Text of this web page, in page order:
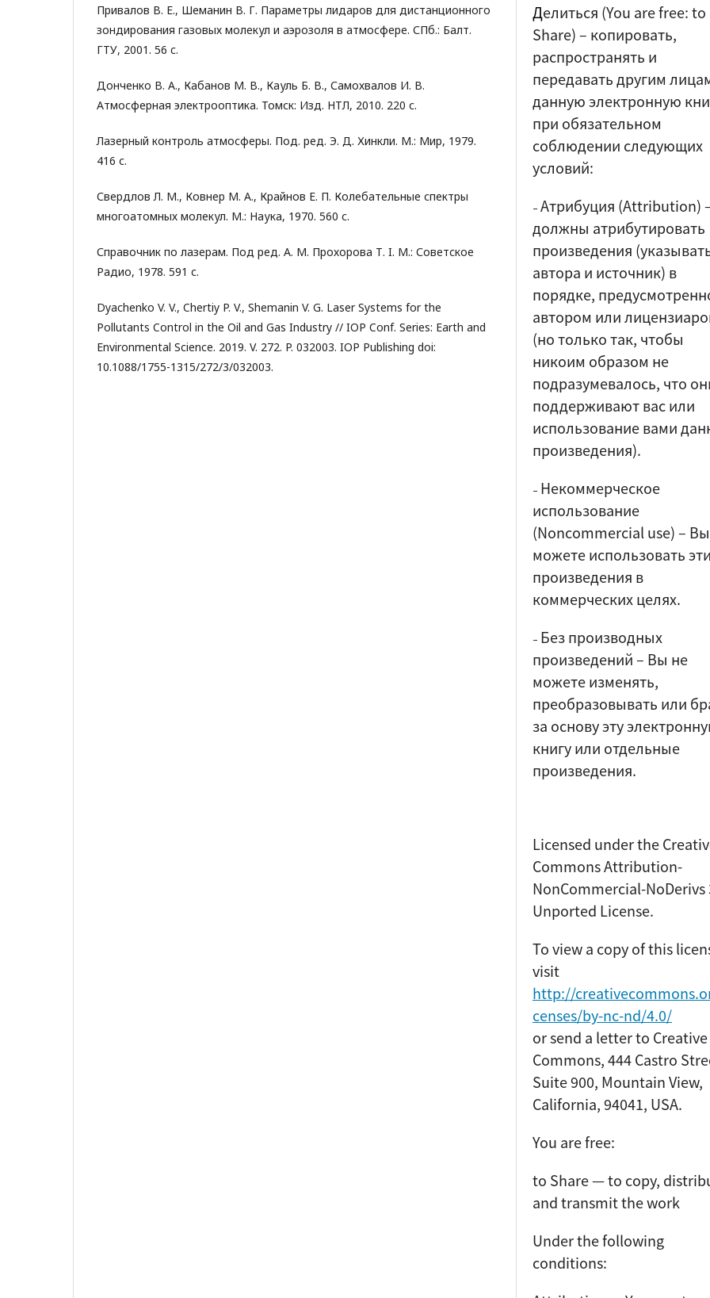
Привалов В. Е., Шеманин В. Г. Параметры лидаров для дистанционного
зондирования газовых молекул и аэрозоля в атмосфере. СПб.: Балт.
ГТУ, 2001. 56 c.
Донченко В. А., Кабанов М. В., Кауль Б. В., Самохвалов И. В.
Атмосферная электрооптика. Томск: Изд. НТЛ, 2010. 220 с.
Лазерный контроль атмосферы. Под. ред. Э. Д. Хинкли. М.: Мир, 1979.
416 с.
Свердлов Л. М., Ковнер М. А., Крайнов Е. П. Колебательные спектры
многоатомных молекул. М.: Наука, 1970. 560 с.
Справочник по лазерам. Под ред. А. М. Прохорова Т. I. М.: Советское
Радио, 1978. 591 с.
Dyachenko V. V., Chertiy P. V., Shemanin V. G. Laser Systems for the
Pollutants Control in the Oil and Gas Industry // IOP Conf. Series: Earth and
Environmental Science. 2019. V. 272. P. 032003. IOP Publishing doi:
10.1088/1755-1315/272/3/032003.
Делиться (You are free: to
Share) – копировать,
распространять и
передавать другим
данную электронную
при обязательном
соблюдении следующих
условий:
– Атрибуция (Attribution)
должны атрибутировать
произведения
автора и источник) в
порядке,
автором или
(но только так, чтобы
никоим образом не
подразумевалось, что
поддерживают вас или
использование вами
произведения).
– Некоммерческое
использование
(Noncommercial use)–
можете использовать эти
произведения в
коммерческих целях.
– Без производных
произведений– Вы не
можете изменять,
преобразовывать или
за основу эту
книгу или отдельные
произведения.
Licensed under the
Commons Attribution-
NonCommercial-NoDerivs
Unported License.
To view a copy of this
visit
http://
censes/by-nc-nd/4.0/
or send a letter to Creative
Commons, 444 Castro
Suite 900, Mountain View,
California, 94041, USA.
You are free:
to Share — to copy,
and transmit the work
Under the following
conditions: